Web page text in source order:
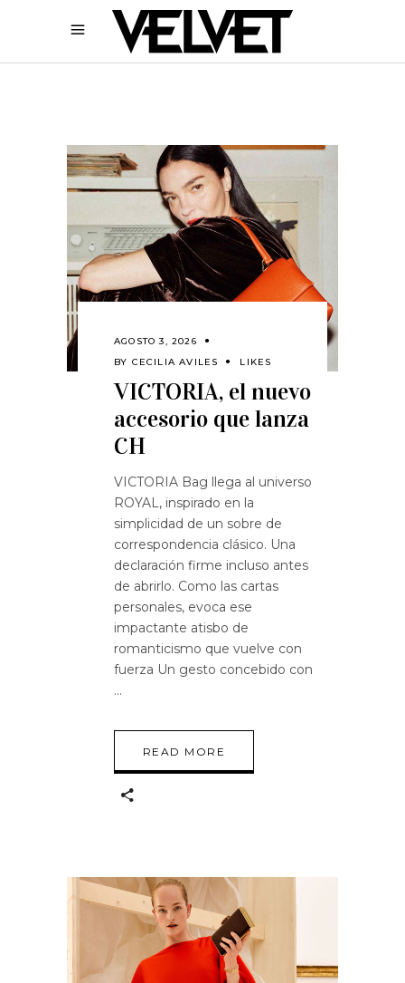
AGOSTO 3, 2026
BY CECILIA AVILES LIKES
VICTORIA, el nuevo
accesorio que lanza
CH
VICTORIA Bag llega al universo
ROYAL, inspirado en la
simplicidad de un sobre de
correspondencia clásico. Una
declaración firme incluso antes
de abrirlo. Como las cartas
personales, evoca ese
impactante atisbo de
romanticismo que vuelve con
fuerza Un gesto concebido con
READ MORE